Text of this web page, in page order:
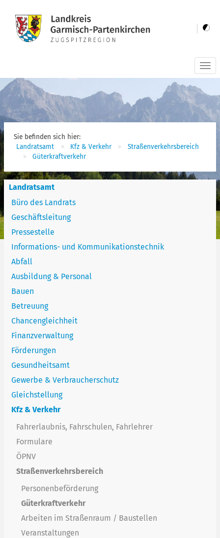
Sie befinden sich hier:
Landratsamt
Kfz & Verkehr
Straßenverkehrsbereich
Güterkraftverkehr
Landratsamt
Büro des Landrats
Geschäftsleitung
Pressestelle
Informations- und Kommunikationstechnik
Abfall
Ausbildung & Personal
Bauen
Betreuung
Chancengleichheit
Finanzverwaltung
Förderungen
Gesundheitsamt
Gewerbe & Verbraucherschutz
Gleichstellung
Kfz & Verkehr
Fahrerlaubnis, Fahrschulen, Fahrlehrer
Formulare
ÖPNV
Straßenverkehrsbereich
Personenbeförderung
Güterkraftverkehr
Arbeiten im Straßenraum / Baustellen
Veranstaltungen